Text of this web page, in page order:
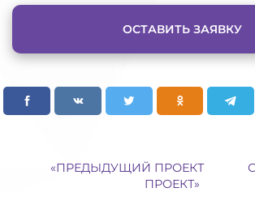
ОСТАВИТЬ ЗАЯВКУ
«ПРЕДЫДУЩИЙ ПРОЕКТ
ПРОЕКТ»